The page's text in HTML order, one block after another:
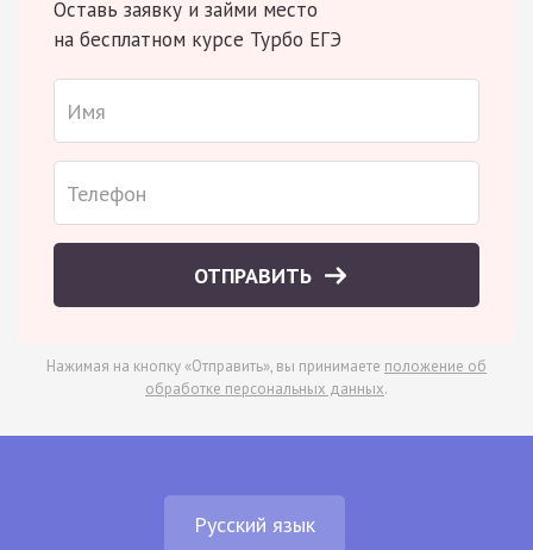
Оставь заявку и займи место
на бесплатном курсе Турбо ЕГЭ
ОТПРАВИТЬ
Нажимая на кнопку «Отправить», вы принимаете положение об
обработке персональных данных.
Русский язык